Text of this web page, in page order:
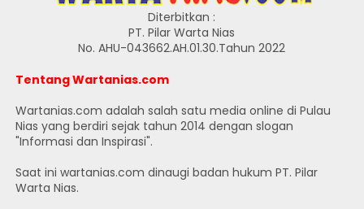
Diterbitkan :
PT. Pilar Warta Nias
No. AHU-043662.AH.01.30.Tahun 2022
Tentang Wartanias.com
Wartanias.com adalah salah satu media online di Pulau
Nias yang berdiri sejak tahun 2014 dengan slogan
"Informasi dan Inspirasi".
Saat ini wartanias.com dinaugi badan hukum PT. Pilar
Warta Nias.